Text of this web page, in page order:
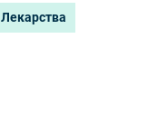
Лекарства